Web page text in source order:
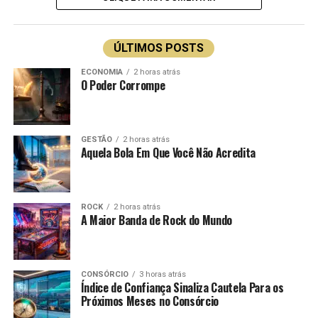
na formação do custo dos produtos vendidos, ou seja, a
empresa recebeu o trabalho antes de pagar por ele e
incorporou seu custo ao preço dos produtos, portando
também podem estar no contas a receber, no caixa, nos
estoques de produtos acabados, etc.
Esse é um pequeno exemplo de como o aprendizado
pode e deve ser uma coisa mais ampla do que
simplesmente cálculos mecânicos desprovidos de
conceitos.
TÓPICOS RELACIONADOS:
BALANÇO PATRIMONIAL
CONTABILIDADE
FINANÇAS
Luiz Antonio Barbagallo
ECONOMISTA da ABAC, MESTRE em Finanças, PROFESSOR
ÚLTIMOS POSTS
ECONOMIA 2 horas atrás
O Poder Corrompe
GESTÃO 2 horas atrás
Aquela Bola Em Que Você Não Acredita
ROCK 2 horas atrás
A Maior Banda de Rock do Mundo
CONSÓRCIO 3 horas atrás
Índice de Confiança Sinaliza Cautela Para os
Próximos Meses no Consórcio